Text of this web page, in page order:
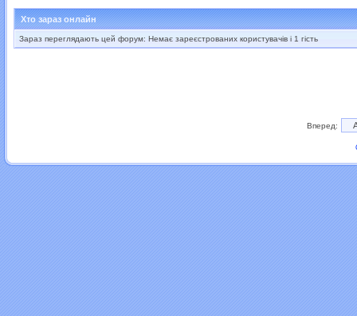
Хто зараз онлайн
Зараз переглядають цей форум: Немає зареєстрованих користувачів і 1 гість
Вперед: